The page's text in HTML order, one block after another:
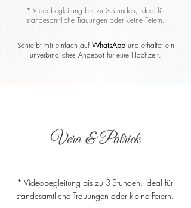
* Videobegleitung bis zu 3 Stunden, ideal für
standesamtliche Trauungen oder kleine Feiern.
Schreibt mir einfach auf WhatsAppund erhaltet ein
unverbindliches Angebot für eure Hochzeit.
Vera & Patrick
* Videobegleitung bis zu 3 Stunden, ideal für
standesamtliche Trauungen oder kleine Feiern.